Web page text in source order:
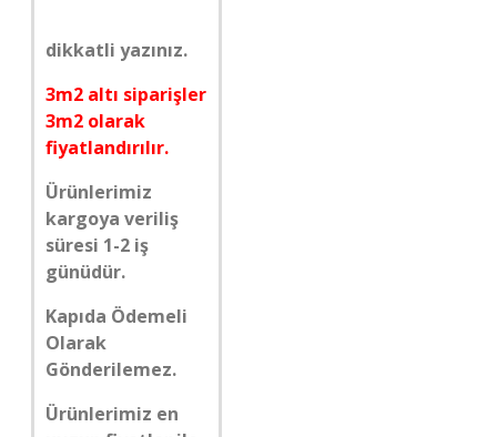
dikkatli yazınız.
3m2 altı siparişler
3m2 olarak
fiyatlandırılır.
Ürünlerimiz
kargoya veriliş
süresi 1-2 iş
günüdür.
Kapıda Ödemeli
Olarak
Gönderilemez.
Ürünlerimiz en